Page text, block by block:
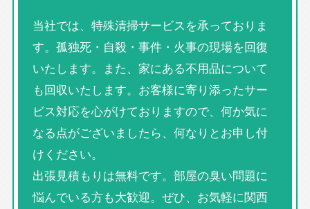
当社では、特殊清掃サービスを承っておりま
す。孤独死・自殺・事件・火事の現場を回復
いたします。また、家にある不用品について
も回収いたします。お客様に寄り添ったサー
ビス対応を心がけておりますので、何か気に
なる点がございましたら、何なりとお申し付
けください。
出張見積もりは無料です。部屋の臭い問題に
悩んでいる方も大歓迎。ぜひ、お気軽に関西